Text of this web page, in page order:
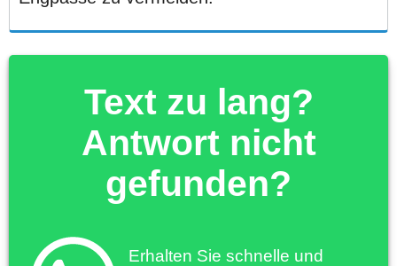
Text zu lang?
Antwort nicht
gefunden?
Erhalten Sie schnelle und